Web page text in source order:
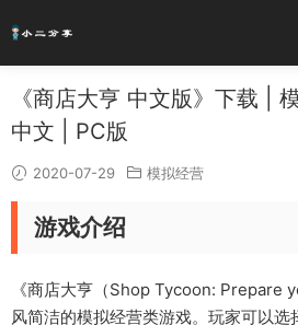
《商店大亨 中文版》下载 |
中文 | PC版
2020-07-29 模拟经营
游戏介绍
《商店大亨（Shop Tycoon: Prepare
风简洁的模拟经营类游戏。玩家可以